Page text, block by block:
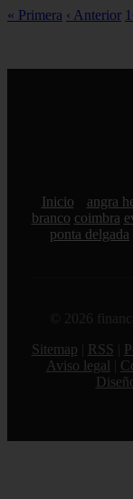
« Primera ‹ Anterior
Inicio angra
branco coimbra
ponta delgada
© 2026
Sitemap
RSS
Aviso legal